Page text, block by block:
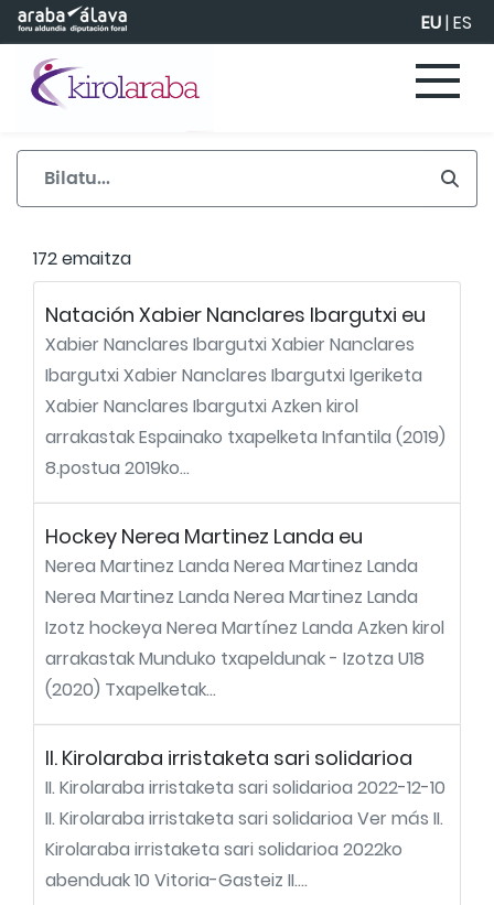
Eduki nagusira joan EU|ES
172 emaitza
Natación Xabier Nanclares Ibargutxi eu
Xabier Nanclares Ibargutxi Xabier Nanclares
Ibargutxi Xabier Nanclares Ibargutxi Igeriketa
Xabier Nanclares Ibargutxi Azken kirol
arrakastak Espainako txapelketa Infantila (2019)
8.postua 2019ko...
Hockey Nerea Martinez Landa eu
Nerea Martinez Landa Nerea Martinez Landa
Nerea Martinez Landa Nerea Martinez Landa
Izotz hockeya Nerea Martínez Landa Azken kirol
arrakastak Munduko txapeldunak - Izotza U18
(2020) Txapelketak...
II. Kirolaraba irristaketa sari solidarioa
II. Kirolaraba irristaketa sari solidarioa 2022-12-10
II. Kirolaraba irristaketa sari solidarioa Ver más II.
Kirolaraba irristaketa sari solidarioa 2022ko
abenduak 10 Vitoria-Gasteiz II....